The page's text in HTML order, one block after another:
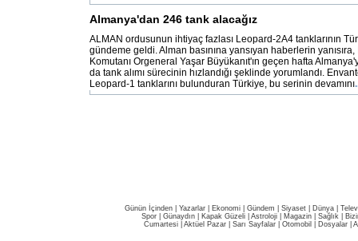
Almanya'dan 246 tank alacağız
ALMAN ordusunun ihtiyaç fazlası Leopard-2A4 tanklarının
gündeme geldi. Alman basınına yansıyan haberlerin
Komutanı Orgeneral Yaşar Büyükanıt'ın geçen hafta
da tank alımı sürecinin hızlandığı şeklinde yorumlandı.
Leopard-1 tanklarını bulunduran Türkiye, bu serinin devamını
Günün İçinden Yazarlar Ekonomi Gündem Siyaset Dünya |
Spor
Günaydın Kapak Güzeli Astroloji Magazin Sağlık
Cumartesi| Aktüel Pazar| Sarı Sayfalar| Otomobil Dosyalar|